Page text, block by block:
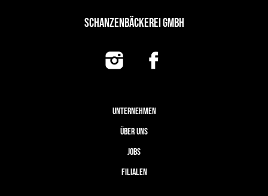
SCHANZENBÄCKEREI GMBH
UNTERNEHMEN
ÜBER UNS
JOBS
FILIALEN